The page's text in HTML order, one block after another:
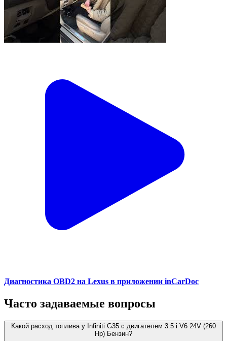
Диагностика OBD2 на Lexus в приложении inCarDoc
Часто задаваемые вопросы
Какой расход топлива у Infiniti G35 с двигателем 3.5 i V6 24V (260
Hp) Бензин?